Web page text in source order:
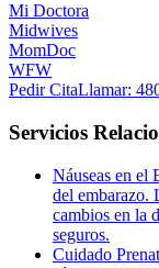
Mi Doctora
Midwives
MomDoc
WFW
Pedir CitaLlamar:
Servicios
Náuseas en el
del embarazo.
cambios en la
seguros.
Cuidado